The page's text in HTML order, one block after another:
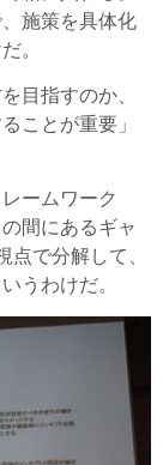
施策を具体化
。
目指すのか、
ことが重要」
ームワーク
間にあるギャ
点で分解して、
うわけだ。